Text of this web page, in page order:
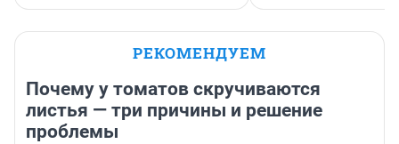
РЕКОМЕНДУЕМ
Почему у томатов скручиваются
листья — три причины и решение
проблемы